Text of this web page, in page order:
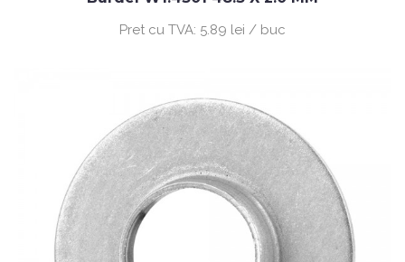
Pret cu TVA: 5.89 lei / buc